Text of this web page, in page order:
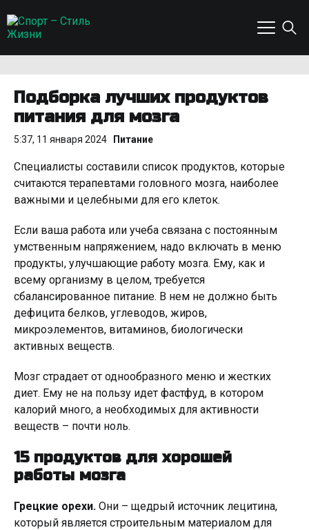
Подборка лучших продуктов
питания для мозга
5:37, 11 января 2024 Питание
Специалисты составили список продуктов, которые
считаются терапевтами головного мозга, наиболее
важными и целебными для его клеток.
Если ваша работа или учеба связана с постоянным
умственным напряжением, надо включать в меню
продукты, улучшающие работу мозга. Ему, как и
всему организму в целом, требуется
сбалансированное питание. В нем не должно быть
дефицита белков, углеводов, жиров,
микроэлементов, витаминов, биологически
активных веществ.
Мозг страдает от однообразного меню и жестких
диет. Ему не на пользу идет фастфуд, в котором
калорий много, а необходимых для активности
веществ – почти ноль.
15 продуктов для хорошей
работы мозга
Грецкие орехи. Они – щедрый источник лецитина,
который является строительным материалом для